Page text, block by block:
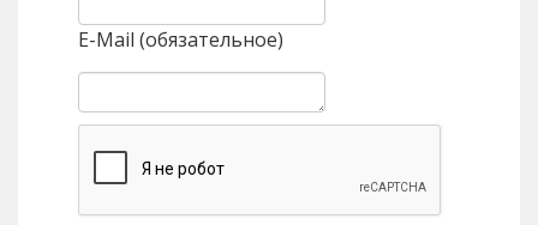
E-Mail (обязательное)